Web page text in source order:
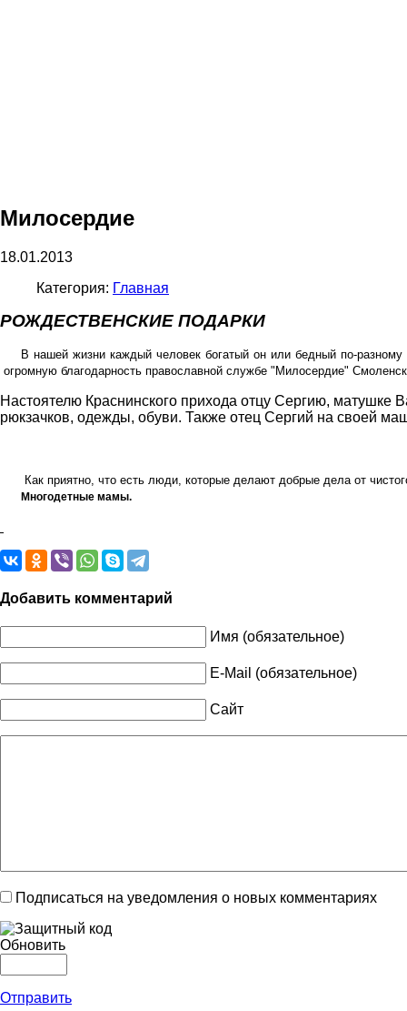
Милосердие
18.01.2013
Категория: Главная
РОЖДЕСТВЕНСКИЕ ПОДАРКИ
В нашей жизни каждый человек богатый он или бедный по-
огромную благодарность православной службе "Милосердие"
Настоятелю Краснинского прихода отцу Сергию,
рюкзачков, одежды, обуви. Также отец Сергий на своей
Как приятно, что есть люди, которые делают добрые дела от
Многодетные мамы.
Добавить комментарий
Имя (обязательное)
E-Mail (обязательное)
Сайт
Подписаться на уведомления о новых комментариях
Обновить
Отправить